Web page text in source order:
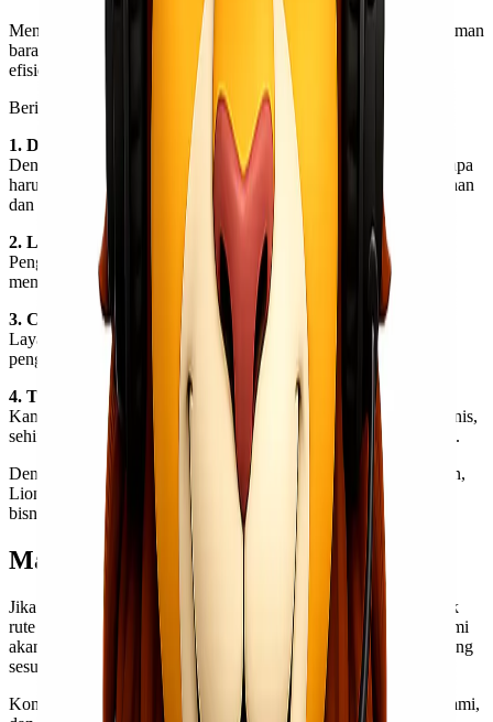
Menggunakan layanan Lionel Express bukan hanya soal pengiriman
barang, tapi juga tentang membangun sistem logistik yang lebih
efisien untuk bisnis kamu.
Berikut beberapa keuntungan yang bisa kamu dapatkan:
1. Dedicated Truck (FTL)
Dengan sistem FTL, kamu mendapatkan satu armada khusus tanpa
harus berbagi dengan pengiriman lain. Ini meningkatkan keamanan
dan efisiensi waktu pengiriman.
2. Lead Time Terukur
Pengiriman langsung dari Surabaya ke Semarang tanpa transit
membuat waktu pengiriman lebih singkat dan terprediksi.
3. Cocok untuk Kebutuhan B2B
Layanan ini sangat ideal untuk bisnis yang membutuhkan
pengiriman rutin, skala besar, atau distribusi antar gudang.
4. Tim Profesional dan Berpengalaman
Kami didukung oleh tim yang memahami kebutuhan logistik bisnis,
sehingga setiap pengiriman ditangani dengan standar profesional.
Dengan pendekatan yang berorientasi pada kebutuhan pelanggan,
Lionel Express siap menjadi partner pengiriman yang membantu
bisnis kamu berkembang lebih cepat.
Mari Konsultasi Sekarang
Jika kamu sedang mencari solusi pengiriman trucking FTL
untuk
rute Surabaya ke Semarang, Lionel Express siap membantu. Kami
akan membantu kamu menentukan strategi pengiriman yang paling
sesuai dengan kebutuhan bisnis kamu.
Konsultasikan kebutuhan logistik kamu sekarang bersama tim kami,